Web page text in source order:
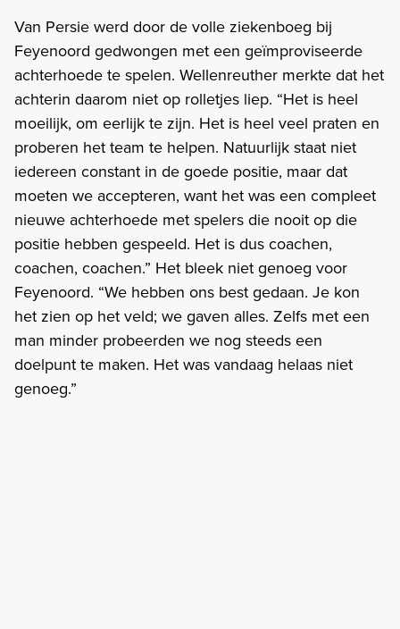
Van Persie werd door de volle ziekenboeg bij
Feyenoord gedwongen met een geïmproviseerde
achterhoede te spelen. Wellenreuther merkte dat het
achterin daarom niet op rolletjes liep. “Het is heel
moeilijk, om eerlijk te zijn. Het is heel veel praten en
proberen het team te helpen. Natuurlijk staat niet
iedereen constant in de goede positie, maar dat
moeten we accepteren, want het was een compleet
nieuwe achterhoede met spelers die nooit op die
positie hebben gespeeld. Het is dus coachen,
coachen, coachen.” Het bleek niet genoeg voor
Feyenoord. “We hebben ons best gedaan. Je kon
het zien op het veld; we gaven alles. Zelfs met een
man minder probeerden we nog steeds een
doelpunt te maken. Het was vandaag helaas niet
genoeg.”